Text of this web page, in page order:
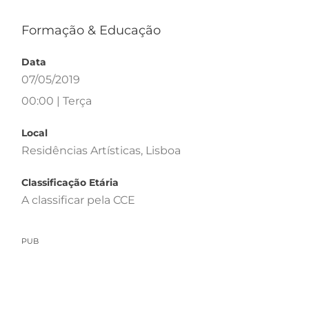
Formação & Educação
Data
07/05/2019
00:00 | Terça
Local
Residências Artísticas, Lisboa
Classificação Etária
A classificar pela CCE
PUB